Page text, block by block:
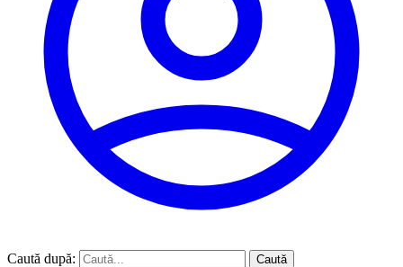
Caută după: Caută